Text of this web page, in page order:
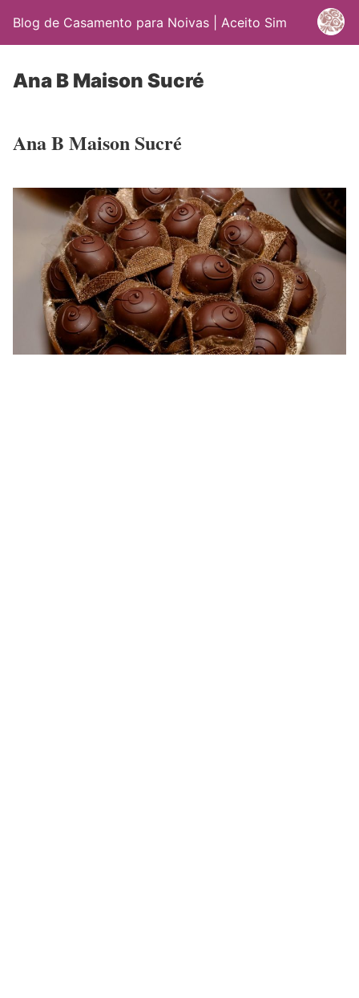
Blog de Casamento para Noivas | Aceito Sim
Ana B Maison Sucré
Ana B Maison Sucré